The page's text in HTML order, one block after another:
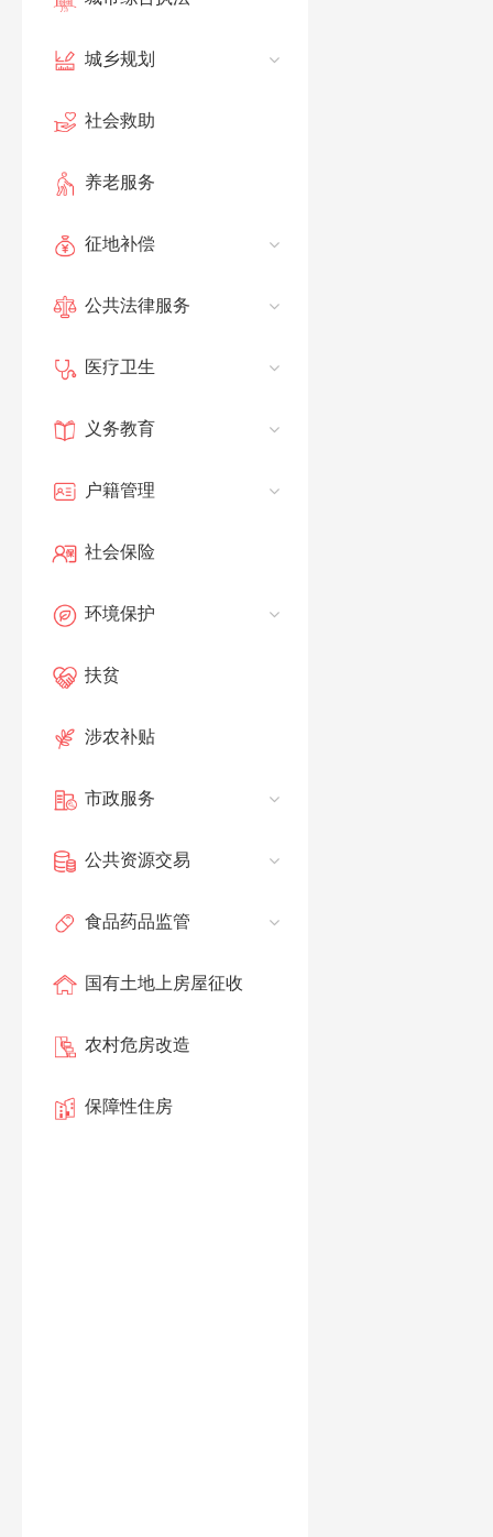
城乡规划
社会救助
养老服务
征地补偿
公共法律服务
医疗卫生
义务教育
户籍管理
社会保险
环境保护
扶贫
涉农补贴
市政服务
公共资源交易
食品药品监管
国有土地上房屋征收
农村危房改造
保障性住房